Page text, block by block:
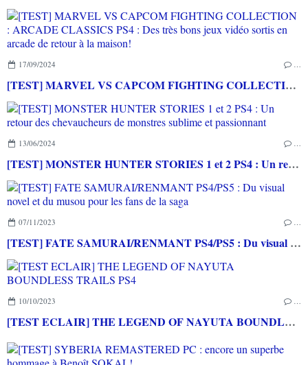
17/09/2024 …
[TEST] MARVEL VS CAPCOM FIGHTING COLLECTION : ARCADE CLASSICS PS4 : Des très bons jeux vidéo sortis en arcade de retour à la maison!
13/06/2024 …
[TEST] MONSTER HUNTER STORIES 1 et 2 PS4 : Un retour des chevaucheurs de monstres sublime et passionnant
07/11/2023 …
[TEST] FATE SAMURAI/RENMANT PS4/PS5 : Du visual novel et du musou pour les fans de la saga
10/10/2023 …
[TEST ECLAIR] THE LEGEND OF NAYUTA BOUNDLESS TRAILS PS4